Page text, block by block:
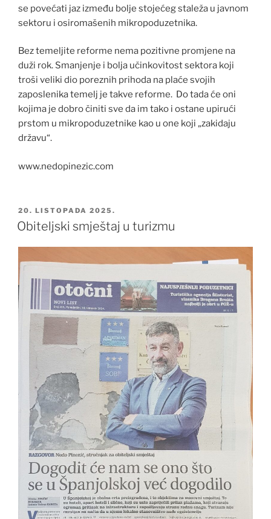
se povećati jaz između bolje stojećeg staleža u javnom
sektoru i osiromašenih mikropoduzetnika.
Bez temeljite reforme nema pozitivne promjene na
duži rok. Smanjenje i bolja učinkovitost sektora koji
troši veliki dio poreznih prihoda na plaće svojih
zaposlenika temelj je takve reforme. Do tada će oni
kojima je dobro činiti sve da im tako i ostane upirući
prstom u mikropoduzetnike kao u one koji „zakidaju
državu“.
www.nedopinezic.com
OBJAVLJENO
20. LISTOPADA 2025.
Obiteljski smještaj u turizmu